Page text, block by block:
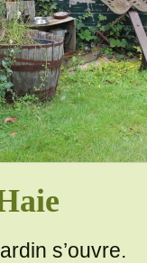
s’ouvre.